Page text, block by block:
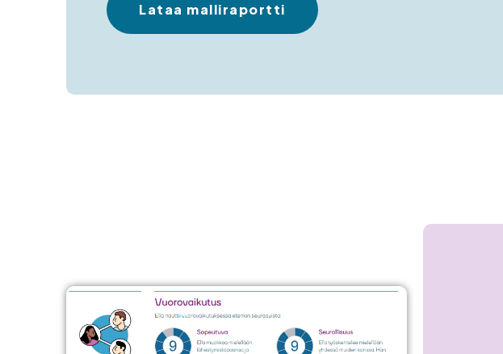
Lataa malliraportti